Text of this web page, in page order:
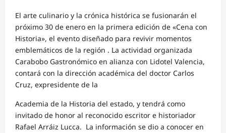
El arte culinario y la crónica histórica se fusionarán el
próximo 30 de enero en la primera edición de «Cena con
Historia», el evento diseñado para revivir momentos
emblemáticos de la región . La actividad organizada
Carabobo Gastronómico en alianza con Lidotel Valencia,
contará con la dirección académica del doctor Carlos
Cruz, expresidente de la
Academia de la Historia del estado, y tendrá como
invitado de honor al reconocido escritor e historiador
Rafael Arráiz Lucca. La información se dio a conocer en